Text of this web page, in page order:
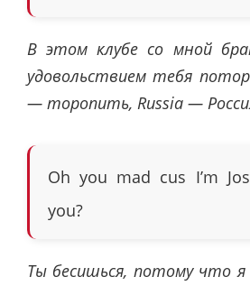
В этом клубе со мной
удовольствием тебя
— торопить, Russia —
Oh you mad cus I’m
you?
Ты бесишься, потому что я